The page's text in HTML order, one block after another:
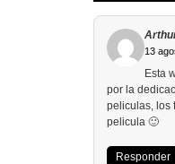
13
Esta
por la
peliculas, los
pelicula 🙂
Responder